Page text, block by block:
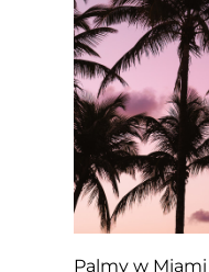
Palmy w Miami